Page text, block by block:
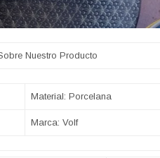
Material: Porcelana
Marca: Volf